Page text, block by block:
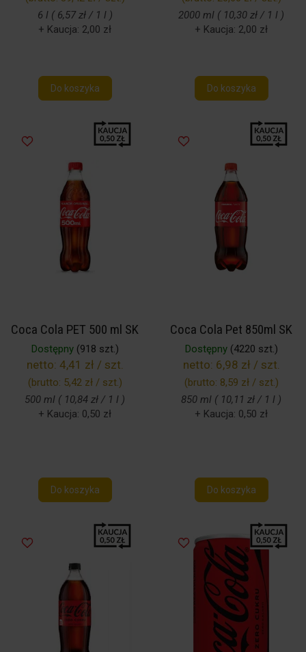
6 l ( 6,57 zł / 1 l )
+ Kaucja: 2,00 zł
Do koszyka
2000 ml ( 10,30 zł / 1 l )
+ Kaucja: 2,00 zł
Do koszyka
Coca Cola PET 500 ml SK
Dostępny(918 szt.)
netto: 4,41 zł / szt.
(brutto: 5,42 zł / szt.)
500 ml ( 10,84 zł / 1 l )
+ Kaucja: 0,50 zł
Do koszyka
Coca Cola Pet 850ml SK
Dostępny(4220 szt.)
netto: 6,98 zł / szt.
(brutto: 8,59 zł / szt.)
850 ml ( 10,11 zł / 1 l )
+ Kaucja: 0,50 zł
Do koszyka